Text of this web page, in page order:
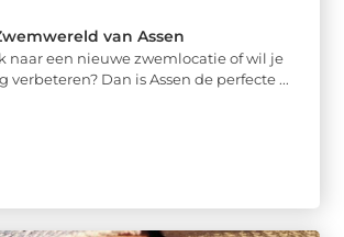
van Assen
naar een nieuwe zwemlocatie of wil je
verbeteren? Dan is Assen de perfecte ...